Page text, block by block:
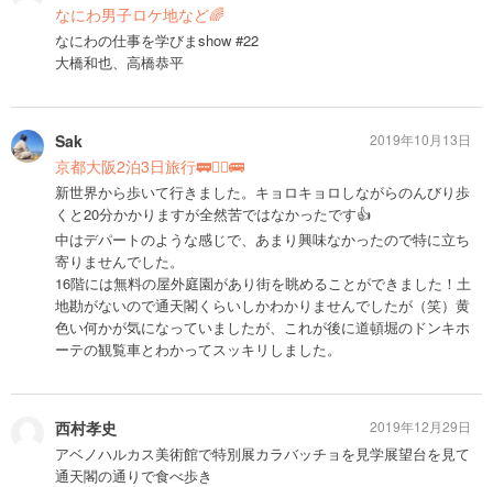
なにわ男子ロケ地など🌈
なにわの仕事を学びまshow #22
大橋和也、高橋恭平
Sak
京都大阪2泊3日旅行🚃🚶‍♀️🚌
新世界から歩いて行きました。キョロキョロしながらのんびり歩
くと20分かかりますが全然苦ではなかったです👍
中はデパートのような感じで、あまり興味なかったので特に立ち
寄りませんでした。
16階には無料の屋外庭園があり街を眺めることができました！土
地勘がないので通天閣くらいしかわかりませんでしたが（笑）黄
色い何かが気になっていましたが、これが後に道頓堀のドンキホ
ーテの観覧車とわかってスッキリしました。
2019年10月13日
西村孝史
アベノハルカス美術館で特別展カラバッチョを見学展望台を見て
通天閣の通りで食べ歩き
2019年12月29日